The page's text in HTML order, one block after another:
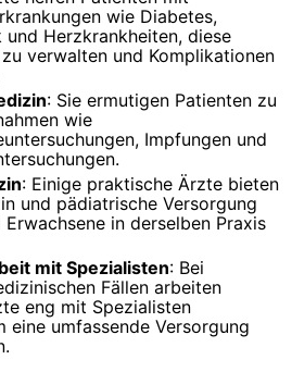
wie Diabetes,
und Herzkrankheiten, diese
verwalten und Komplikationen
: Sie ermutigen Patienten zu
wie
Impfungen und
: Einige praktische Ärzte bieten
und pädiatrische Versorgung
in derselben Praxis
mit Spezialisten: Bei
Fällen arbeiten
eng mit Spezialisten
eine umfassende Versorgung